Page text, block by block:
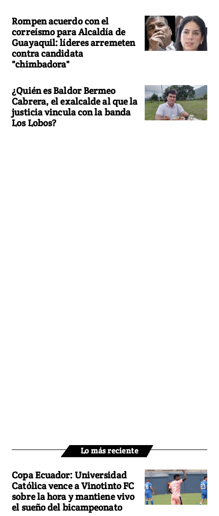
Rompen acuerdo con el
correísmo para Alcaldía de
Guayaquil: líderes arremeten
contra candidata
"chimbadora"
¿Quién es Baldor Bermeo
Cabrera, el exalcalde al que la
justicia vincula con la banda
Los Lobos?
Lo más reciente
Copa Ecuador: Universidad
Católica vence a Vinotinto FC
sobre la hora y mantiene vivo
el sueño del bicampeonato